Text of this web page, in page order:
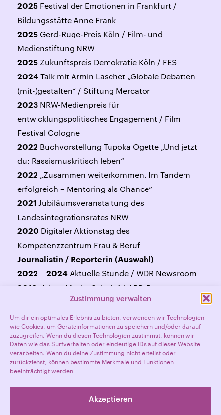
Zustimmung verwalten
Um dir ein optimales Erlebnis zu bieten, verwenden wir Technologien
wie Cookies, um Geräteinformationen zu speichern und/oder darauf
zuzugreifen. Wenn du diesen Technologien zustimmst, können wir
Daten wie das Surfverhalten oder eindeutige IDs auf dieser Website
verarbeiten. Wenn du deine Zustimmung nicht erteilst oder
zurückziehst, können bestimmte Merkmale und Funktionen
beeinträchtigt werden.
Akzeptieren
2025 Festival der Emotionen in Frankfurt /
Bildungsstätte Anne Frank
2025 Gerd-Ruge-Preis Köln / Film- und
Medienstiftung NRW
2025 Zukunftspreis Demokratie Köln / FES
2024 Talk mit Armin Laschet „Globale Debatten
(mit-)gestalten“ / Stiftung Mercator
2023 NRW-Medienpreis für
entwicklungspolitisches Engagement / Film
Festival Cologne
2022 Buchvorstellung Tupoka Ogette „Und jetzt
du: Rassismuskritisch leben“
2022
„Zusammen weiterkommen. Im Tandem
erfolgreich – Mentoring als Chance“
2021
Jubiläumsveranstaltung des
Landesintegrationsrates NRW
2020 Digitaler Aktionstag des
Kompetenzzentrum Frau & Beruf
Journalistin / Reporterin (Auswahl)
2022 – 2024 Aktuelle Stunde / WDR Newsroom
2019 „Islam.Macht.Schule“ / ARD-Reportage
Deutsche Welle
2011 – 2013N-tv Ratgeber / N-tv